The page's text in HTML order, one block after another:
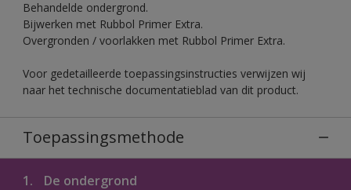
Behandelde ondergrond.
Bijwerken met Rubbol Primer Extra.
Overgronden / voorlakken met Rubbol Primer Extra.
Voor gedetailleerde toepassingsinstructies verwijzen wij
naar het technische documentatieblad van dit product.
Toepassingsmethode
1. De ondergrond